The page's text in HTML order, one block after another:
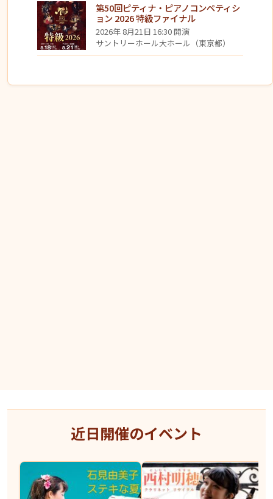
第50回ピティナ・ピアノコンペティシ
ョン 2026 特級ファイナル
2026年 8月21日 16:30 開演
サントリーホール大ホール（東京都）
近日開催のイベント